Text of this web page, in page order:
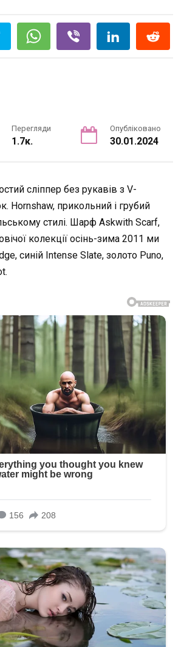
Перегляди
1.7к.
Опубліковано
30.01.2024
сліппер без рукавів з V-
Hornshaw, прикольний і грубий
стилі. Шарф Askwith Scarf,
колекції осінь-зима 2011 ми
синій Intense Slate, золото Puno,